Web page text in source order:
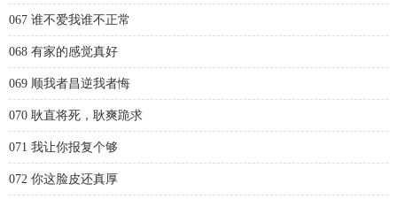
067 谁不爱我谁不正常
068 有家的感觉真好
069 顺我者昌逆我者悔
070 耿直将死，耿爽跪求
071 我让你报复个够
072 你这脸皮还真厚